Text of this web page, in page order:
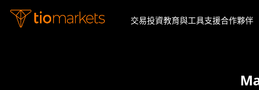
交易投資教育與工具支援合作夥伴